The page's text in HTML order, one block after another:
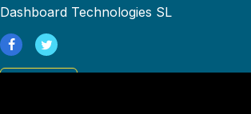
Dashboard Technologies SL